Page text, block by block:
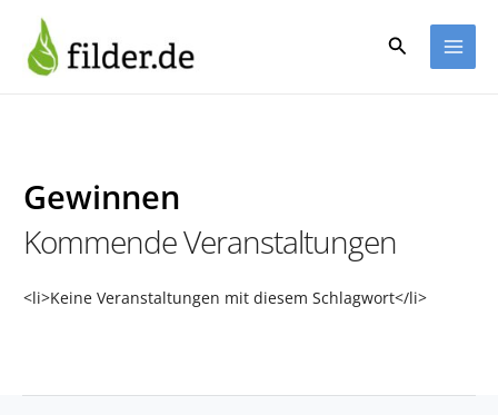
Inhalt
springen
Suchen
Gewinnen
Kommende Veranstaltungen
<li>Keine Veranstaltungen mit diesem Schlagwort</li>